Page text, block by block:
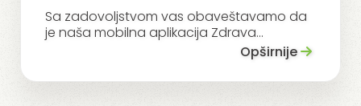
Sa zadovoljstvom vas obaveštavamo da
je naša mobilna aplikacija Zdrava...
Opširnije